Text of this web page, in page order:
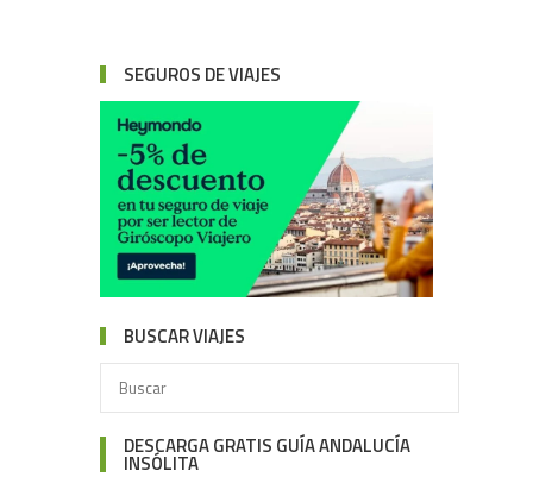
SEGUROS DE VIAJES
BUSCAR VIAJES
DESCARGA GRATIS GUÍA ANDALUCÍA
INSÓLITA